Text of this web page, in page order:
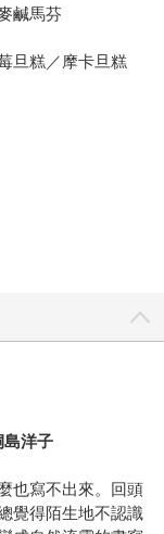
鹹馬芬
旦糕／摩卡旦糕
島洋子
也寫不出來。回頭
覺得陌生地不認識